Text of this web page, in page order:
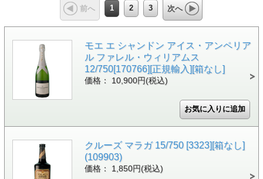
前へ 1 2 3 次へ
モエ エ シャンドン アイス・アンペリア
ル ファレル・ウィリアムス
12/750[170766][正規輸入][箱なし]
価格： 10,900円(税込)
クルーズ マラガ 15/750 [3323][箱なし]
(109903)
価格： 1,850円(税込)